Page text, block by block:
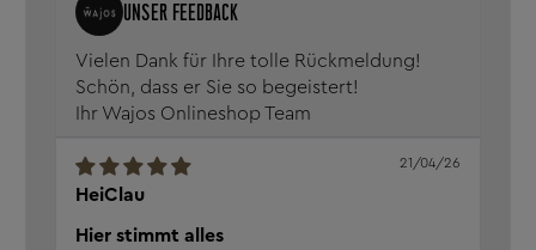
Vielen Dank für Ihre tolle Rückmeldung!
Schön, dass er Sie so begeistert!
Ihr Wajos Onlineshop Team
HeiClau
21/04/26
Hier stimmt alles